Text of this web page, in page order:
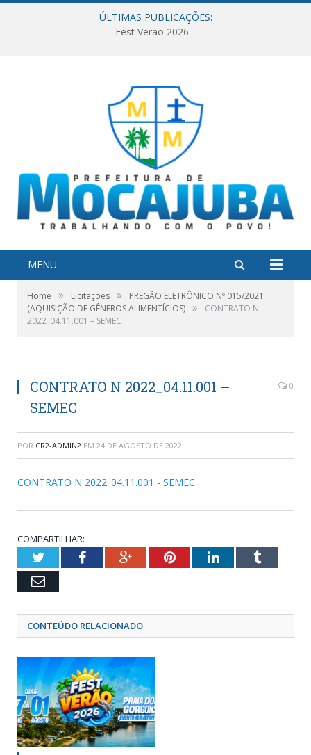
ÚLTIMAS PUBLICAÇÕES:
Fest Verão 2026
MENU
Home » Licitações »
PREGÃO ELETRÔNICO Nº 015/2021
(AQUISIÇÃO DE GÊNEROS ALIMENTÍCIOS) »
CONTRATO N
2022_04.11.001 – SEMEC
CONTRATO N 2022_04.11.001 –
SEMEC
0
POR CR2-ADMIN2 EM 24 DE AGOSTO DE 2022
CONTRATO N 2022_04.11.001 - SEMEC
COMPARTILHAR:
TwitterFacebookGoogle+PinterestLinkedInTumblr
Email
CONTEÚDO RELACIONADO